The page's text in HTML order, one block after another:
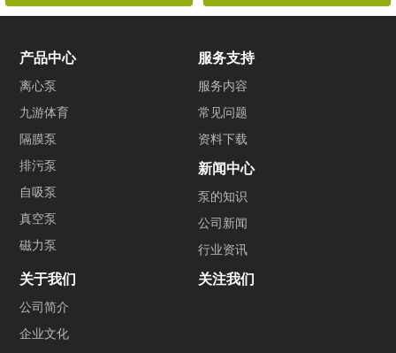
产品中心
离心泵
九游体育
隔膜泵
排污泵
自吸泵
真空泵
磁力泵
服务支持
服务内容
常见问题
资料下载
新闻中心
泵的知识
公司新闻
行业资讯
关于我们
公司简介
企业文化
关注我们